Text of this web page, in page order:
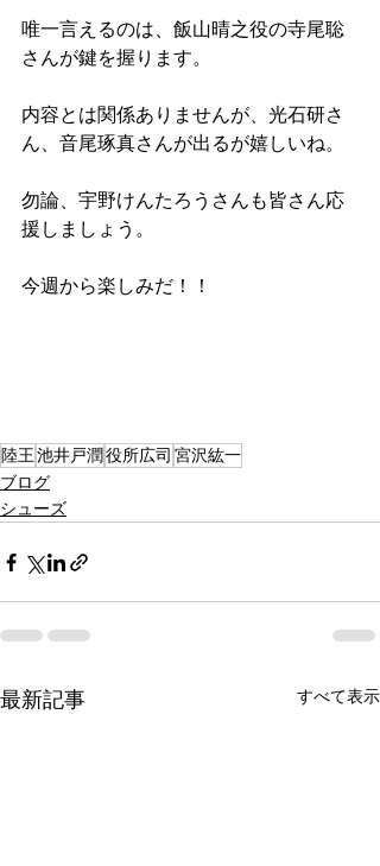
唯一言えるのは、飯山晴之役の寺尾聡
さんが鍵を握ります。
内容とは関係ありませんが、光石研さ
ん、音尾琢真さんが出るが嬉しいね。
勿論、宇野けんたろうさんも皆さん応
援しましょう。
今週から楽しみだ！！
陸王池井戸潤役所広司 宮沢紘一
ブログ
シューズ
最新記事 すべて表示